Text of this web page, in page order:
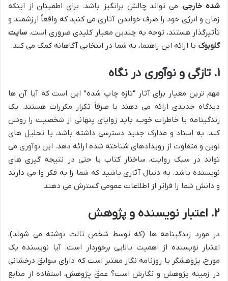
شده خارجی، می تواند چالش برانگیز باشد. برای اطمینان از اینکه
زمان و انرژی خود را صرف خواندن آثاری می کنید که واقعاً ارزشمند و
تأثیرگذار هستند، توجه به چندین معیار کلیدی ضروری است. سایت
گلوبوک با ارائه این راهنما، به شما در انتخابی آگاهانه کمک می کند.
۱. تازگی و نوآوری در نگاه
مهم ترین معیار برای آثار “تازه چاپ شده” این است که آیا آن ها
دیدگاه جدیدی ارائه می دهند یا صرفاً تکرار مکررات هستند. یک
زندگینامه یا خاطرات خوب، باید زوایای پنهانی از شخصیت را روشن
کند، به اسناد و مدارک جدید دسترسی داشته باشد، یا تحلیل های
نوین و متفاوت از رویدادهای شناخته شده ارائه دهد. این نوآوری می
تواند در سبک روایت، ساختار کتاب یا حتی در نتیجه گیری های
نویسنده باشد. به دنبال آثاری باشید که شما را به فکر وا می دارند
و دانش شما را فراتر از اطلاعات عمومی گسترش می دهند.
۲. اعتبار نویسنده و پژوهش
در مورد زندگینامه ها (که توسط شخص ثالث نوشته می شوند)،
اعتبار نویسنده از اهمیت بالایی برخوردار است. آیا نویسنده یک
مورخ، پژوهشگر یا روزنامه نگار معتبر است که دارای سوابق درخشانی
در زمینه پژوهش و نگارش است؟ عمق پژوهش، استفاده از منابع